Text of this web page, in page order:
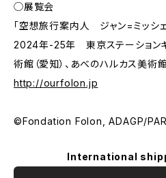
◯展覧会
「空想旅行案内人 ジャン=ミッシェ
2024年-25年 東京ステーションギ
術館（愛知）、あべのハルカス美術館
http://ourfolon.jp
©Fondation Folon, ADAGP/
International